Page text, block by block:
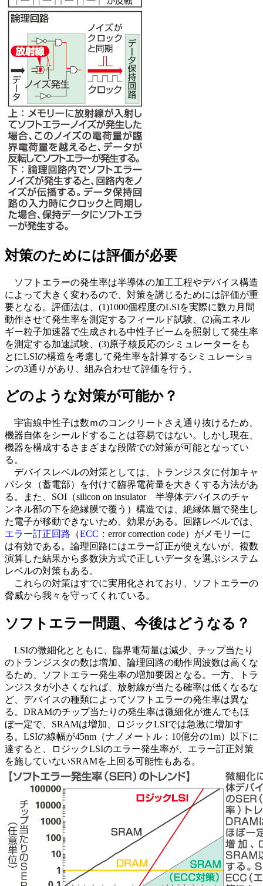
対策のためには評価が必要
ソフトエラーの発生率は半導体の加工工程やデバイス構造
によって大きく変わるので、対策を講じるためには評価が重
要となる。評価法は、(1)1000個程度のLSIを実際に数カ月間
動作させて発生率を測定するフィールド試験、(2)高エネル
ギー粒子加速器で生成される中性子ビームを照射して発生率
を測定する加速試験、(3)原子核反応のシミュレーターをも
とにLSIの構造を考慮して発生率を計算するシミュレーショ
ンの3通りがあり、組み合わせて評価を行う。
どのような対策が可能か？
宇宙線中性子は数ｍのコンクリートさえ通り抜けるため、
機器自体をシールドすることは容易ではない。しかし現在、
機器を構成するさまざまな段階での対策が可能となってい
る。
デバイスレベルの対策としては、トランジスタに付加キャ
パシタ（蓄電部）を付けて臨界電荷量を大きくする方法があ
る。また、SOI（silicon on insulator 半導体デバイスのチャ
ンネル部の下を絶縁膜で覆う）構造では、絶縁体層で発生し
た電子が移動できないため、効果がある。回路レベルでは、
エラー訂正回路 （ECC ：error correction code）がメモリーに
は有効である。論理回路にはエラー訂正が使えないが、複数
演算した結果から多数決方式で正しいデータを選ぶシステム
レベルの対策もある。
これらの対策はすでに実用化されており、ソフトエラーの
脅威から我々を守ってくれている。
ソフトエラー問題、今後はどうなる？
LSIの微細化とともに、臨界電荷量は減少、チップ当たり
のトランジスタの数は増加、論理回路の動作周波数は高くな
るため、ソフトエラー発生率の増加要因となる。一方、トラ
ンジスタが小さくなれば、放射線が当たる確率は低くなるな
ど、デバイスの種類によってソフトエラーの発生率は異な
る。DRAMのチップ当たりの発生率は微細化が進んでもほ
ぼ一定で、SRAMは増加、ロジックLSIでは急激に増加す
る。LSIの線幅が45nm（ナノメートル：10億分の1m）以下に
達すると、ロジックLSIのエラー発生率が、エラー訂正対策
を施していないSRAMを上回る可能性もある。